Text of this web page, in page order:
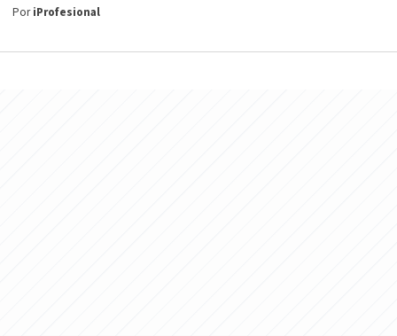
PoriProfesional